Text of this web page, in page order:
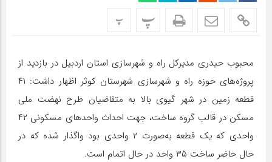
پ پ
محبوب حیدری مدیرکل راه و شهرسازی استان اردبیل در بازدید از
پروژه‌های حوزه راه و شهرسازی شهرستان کوثر اظهار داشت: ۴۱
قطعه زمین در شهر گیوی بالا به متقاضیان طرح نهضت ملی
مسکن در قالب گروه ساخت، جهت احداث واحدهای مسکونی ۴۲
واحدی که یک قطعه به‌صورت ۲ واحدی بود واگذار شده که در
حال حاضر ساخت ۳۵ واحد در حال اتمام است.